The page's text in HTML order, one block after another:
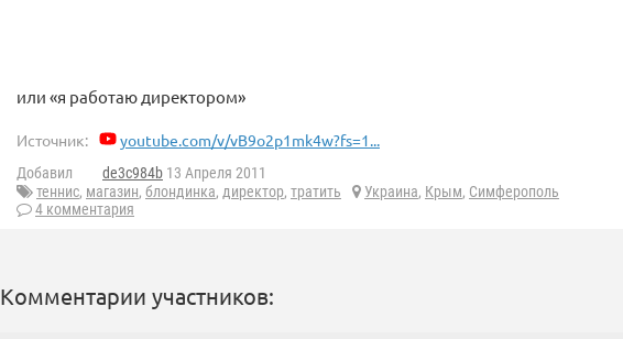
или «я работаю директором»
Источник: youtube.com/v/vB9o2p1mk4w?fs=1...
Добавил de3c984b 13 Апреля 2011
теннис, магазин, блондинка, директор, тратить Украина, Крым, Симферополь
4 комментария
Комментарии участников: